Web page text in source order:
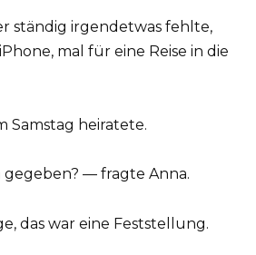
ständig irgendetwas fehlte,
mal für eine Reise in die
Samstag heiratete.
gegeben? — fragte Anna.
das war eine Feststellung.